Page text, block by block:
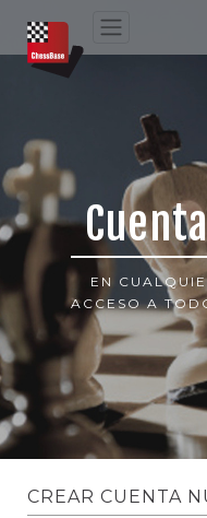
EN
ACCESO A
CREAR CUENTA